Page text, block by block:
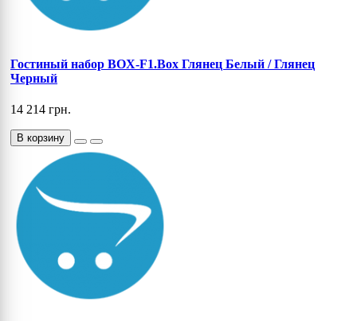
Гостиный набор BOX-F1.Box Глянец Белый / Глянец
Черный
14 214 грн.
В корзину